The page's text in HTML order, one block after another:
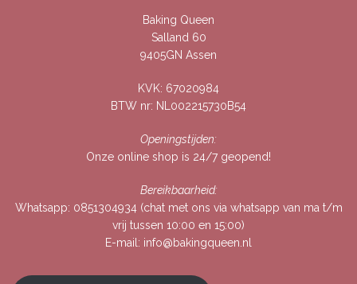
Baking Queen
Salland 60
9405GN Assen
KVK: 67020984
BTW nr: NL002215730B54
Openingstijden:
Onze online shop is 24/7 geopend!
Bereikbaarheid:
Whatsapp: 0851304934(chat met ons via whatsapp van ma t/m
vrij tussen 10:00 en 15:00)
E-mail: info@bakingqueen.nl